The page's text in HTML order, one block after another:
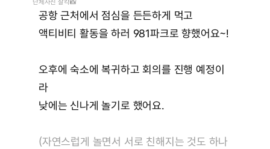
단체사진 찰칵📸
공항 근처에서 점심을 든든하게 먹고
액티비티 활동을 하러 981파크로 향했어요~!
오후에 숙소에 복귀하고 회의를 진행 예정이
라
낮에는 신나게 놀기로 했어요.
(자연스럽게 놀면서 서로 친해지는 것도 하나